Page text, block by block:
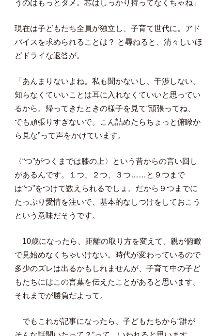
うのはもっとダメ。芯はしっかり持ってなくちゃね」
現在は子どもたち全員が独立し、子育て世代に。アド
バイスを求められることは？ と尋ねると、清々しいほ
どドライな返答が。
「あんまりないよね。私も聞かないし、干渉しない。
知らなくていいことは耳に入れなくていいと思ってい
るから。帰ってきたときの様子を見て“頑張ってね、
でも頑張りすぎないで。こん詰めたらちょっと俯瞰か
ら見な”って声をかけています。
〈“つ”がつくまでは膝の上〉という昔からの言い回し
があるんです。１つ、２つ、３つ……と９つまで
は“つ”をつけて数えられるでしょ。だから９つまでに
たっぷり愛情を注いで、基本的なしつけをしておこう
という意味だそうです。
10歳になったら、距離の取り方を変えて、親が俯瞰
で見始めなくちゃいけない。時代が変わっているので
多少のズレは出るかもしれませんが、子育て中の子ど
もたちにはこの言葉を伝えたことがあると思います。
それまでが勝負だよって。
でもこれが記事になったら、子どもたちから“誰が